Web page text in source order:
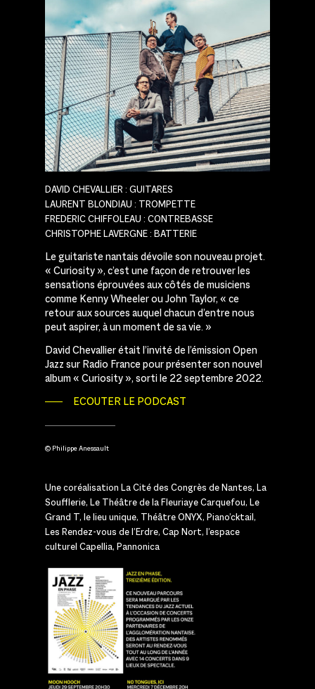
DAVID CHEVALLIER : GUITARES
LAURENT BLONDIAU : TROMPETTE
FREDERIC CHIFFOLEAU : CONTREBASSE
CHRISTOPHE LAVERGNE : BATTERIE
Le guitariste nantais dévoile son nouveau projet.
« Curiosity », c’est une façon de retrouver les
sensations éprouvées aux côtés de musiciens
comme Kenny Wheeler ou John Taylor, « ce
retour aux sources auquel chacun d’entre nous
peut aspirer, à un moment de sa vie. »
DavidChevallierétait l’invité de l’émission Open
Jazz sur Radio Francepour présenter son nouvel
album « Curiosity », sorti le 22 septembre 2022.
ECOUTER LE PODCAST
© Philippe Anessault
Une coréalisation La Cité des Congrès de Nantes, La
Soufflerie, Le Théâtre de la Fleuriaye Carquefou, Le
Grand T, le lieu unique, Théâtre ONYX, Piano’cktail,
Les Rendez-vous de l’Erdre, Cap Nort, l’espace
culturel Capellia, Pannonica